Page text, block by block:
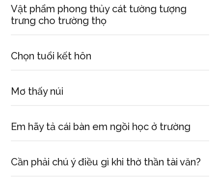
Vật phẩm phong thủy cát tường tượng
trưng cho trường thọ
Chọn tuổi kết hôn
Mơ thấy núi
Em hãy tả cái bàn em ngồi học ở trường
Cần phải chú ý điều gì khi thờ thần tài văn?